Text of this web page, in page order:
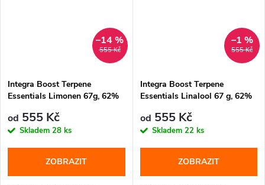
555 Kč
–14 %
Integra Boost Terpene
Essentials Limonen 67g, 62%
od 555 Kč
Skladem 28 ks
ZOBRAZIT
555 Kč
–1 %
Integra Boost Terpene
Essentials Linalool 67 g, 62%
od 555 Kč
Skladem 22 ks
ZOBRAZIT